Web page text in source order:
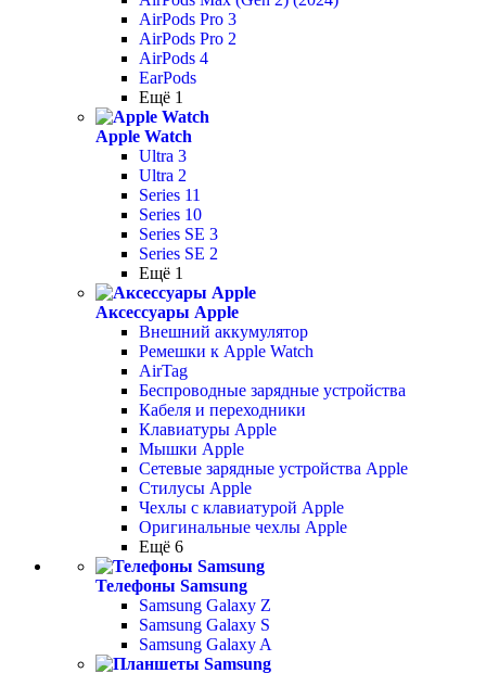
AirPods Pro 3
AirPods Pro 2
AirPods 4
EarPods
Ещё 1
Apple Watch
Ultra 3
Ultra 2
Series 11
Series 10
Series SE 3
Series SE 2
Ещё 1
Аксессуары Apple
Внешний аккумулятор
Ремешки к Apple Watch
AirTag
Беспроводные зарядные устройства
Кабеля и переходники
Клавиатуры Apple
Мышки Apple
Сетевые зарядные устройства Apple
Стилусы Apple
Чехлы с клавиатурой Apple
Оригинальные чехлы Apple
Ещё 6
Телефоны Samsung
Samsung Galaxy Z
Samsung Galaxy S
Samsung Galaxy A